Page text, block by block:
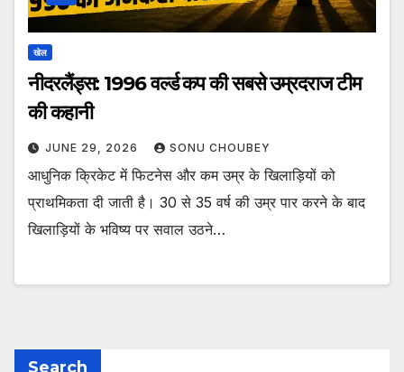
खेल
नीदरलैंड्स: 1996 वर्ल्ड कप की सबसे उम्रदराज टीम
की कहानी
JUNE 29, 2026 SONU CHOUBEY
आधुनिक क्रिकेट में फिटनेस और कम उम्र के खिलाड़ियों को
प्राथमिकता दी जाती है। 30 से 35 वर्ष की उम्र पार करने के बाद
खिलाड़ियों के भविष्य पर सवाल उठने…
Search